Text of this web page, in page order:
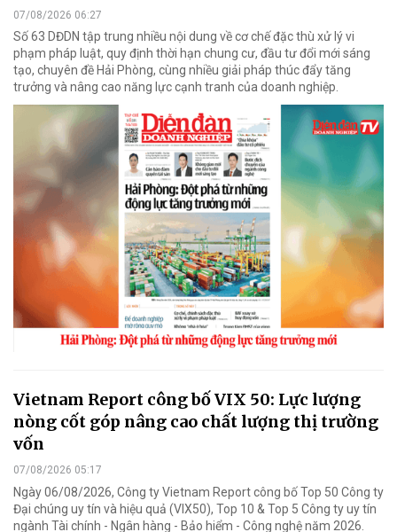
07/08/2026 06:27
Số 63 DĐDN tập trung nhiều nội dung về cơ chế đặc thù xử lý vi
phạm pháp luật, quy định thời hạn chung cư, đầu tư đổi mới sáng
tạo, chuyên đề Hải Phòng, cùng nhiều giải pháp thúc đẩy tăng
trưởng và nâng cao năng lực cạnh tranh của doanh nghiệp.
Vietnam Report công bố VIX 50: Lực lượng
nòng cốt góp nâng cao chất lượng thị trường
vốn
07/08/2026 05:17
Ngày 06/08/2026, Công ty Vietnam Report công bố Top 50 Công ty
Đại chúng uy tín và hiệu quả (VIX50), Top 10 & Top 5 Công ty uy tín
ngành Tài chính - Ngân hàng - Bảo hiểm - Công nghệ năm 2026.